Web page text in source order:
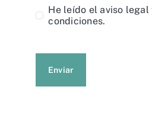
He leído elaviso legal
condiciones.
Enviar